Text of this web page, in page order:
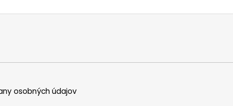
osobných údajov